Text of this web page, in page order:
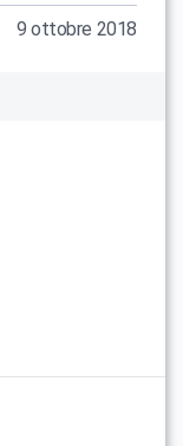
9 ottobre 2018